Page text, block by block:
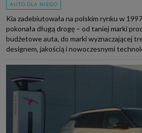
AUTO DLA NIEGO
Kia zadebiutowała na polskim rynku w
pokonała długą drogę – od taniej marki
budżetowe auta, do marki wyznaczającej
designem, jakością i nowoczesnymi